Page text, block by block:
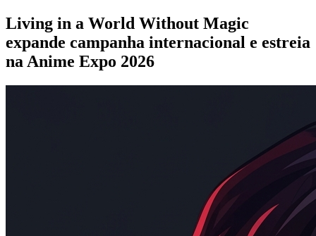
Living in a World Without Magic
expande campanha internacional e estreia
na Anime Expo 2026